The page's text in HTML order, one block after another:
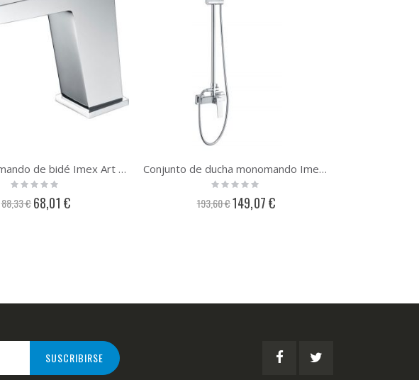
Grifo monomando de bidé Imex Art BDAR025-2
Rating:
88,33 € Precio
especial
68,01 €
Conjunto de ducha monomando Imex Art BDAR025
Rating:
193,60 €Precio
especial
149,07 €
SUSCRIBIRSE